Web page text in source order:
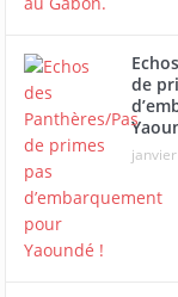
de